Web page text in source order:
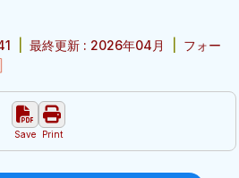
最終更新 : 2026年04月
フォー
Save Print